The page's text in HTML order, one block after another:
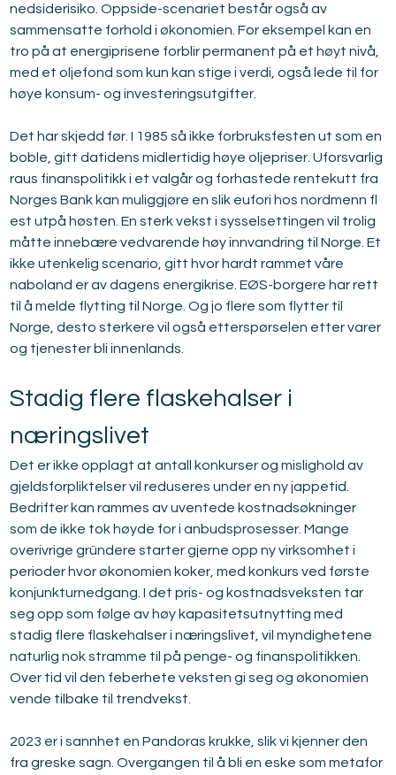
nedsiderisiko. Oppside-scenariet består også av
sammensatte forhold i økonomien. For eksempel kan en
tro på at energiprisene forblir permanent på et høyt nivå,
med et oljefond som kun kan stige i verdi, også lede til for
høye konsum- og investeringsutgifter.
Det har skjedd før. I 1985 så ikke forbruksfesten ut som en
boble, gitt datidens midlertidig høye oljepriser. Uforsvarlig
raus finanspolitikk i et valgår og forhastede rentekutt fra
Norges Bank kan muliggjøre en slik eufori hos nordmenn fl
est utpå høsten. En sterk vekst i sysselsettingen vil trolig
måtte innebære vedvarende høy innvandring til Norge. Et
ikke utenkelig scenario, gitt hvor hardt rammet våre
naboland er av dagens energikrise. EØS-borgere har rett
til å melde flytting til Norge. Og jo flere som flytter til
Norge, desto sterkere vil også etterspørselen etter varer
og tjenester bli innenlands.
Stadig flere flaskehalser i
næringslivet
Det er ikke opplagt at antall konkurser og mislighold av
gjeldsforpliktelser vil reduseres under en ny jappetid.
Bedrifter kan rammes av uventede kostnadsøkninger
som de ikke tok høyde for i anbudsprosesser. Mange
overivrige gründere starter gjerne opp ny virksomhet i
perioder hvor økonomien koker, med konkurs ved første
konjunkturnedgang. I det pris- og kostnadsveksten tar
seg opp som følge av høy kapasitetsutnytting med
stadig flere flaskehalser i næringslivet, vil myndighetene
naturlig nok stramme til på penge- og finanspolitikken.
Over tid vil den feberhete veksten gi seg og økonomien
vende tilbake til trendvekst.
2023 er i sannhet en Pandoras krukke, slik vi kjenner den
fra greske sagn. Overgangen til å bli en eske som metafor